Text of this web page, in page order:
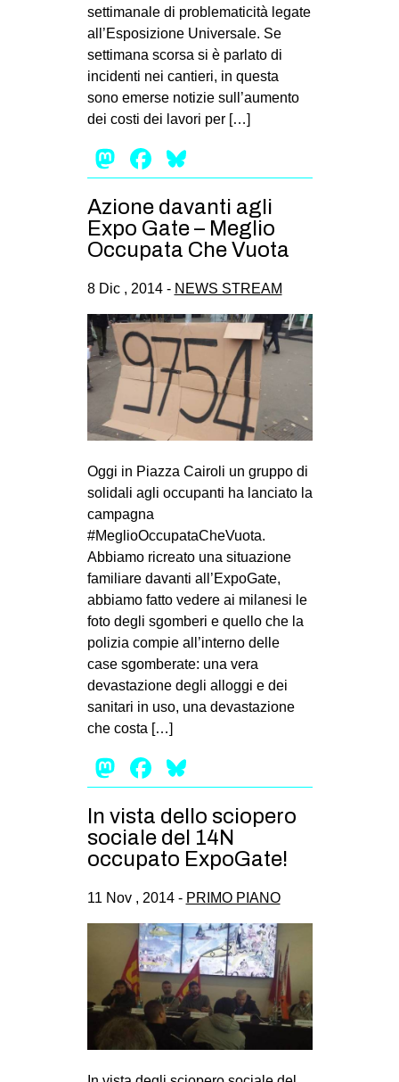
MOVIMENTI
AMBIENTE
ANTIFASCISMO
DIRITTO ALL’ABITARE
PRECARIATO
REPRESSIONE
CULTURE
CINEMA
MANIFESTI
MUSICA
INTERNAZIONALE
AMERICHE
ESTREMO ORIENTE
MEDIO ORIENTE
MONDO
EVENTI
Fb
tw
bsky
ms
SEARCH
settimanale di problematicità legate
all’Esposizione Universale. Se
settimana scorsa si è parlato di
incidenti nei cantieri, in questa
sono emerse notizie sull’aumento
dei costi dei lavori per […]
Mastodon
Facebook
Azione davanti agli
Expo Gate – Meglio
Occupata Che Vuota
8 Dic , 2014 - NEWS STREAM
Oggi in Piazza Cairoli un gruppo di
solidali agli occupanti ha lanciato la
campagna
#MeglioOccupataCheVuota.
Abbiamo ricreato una situazione
familiare davanti all’ExpoGate,
abbiamo fatto vedere ai milanesi le
foto degli sgomberi e quello che la
polizia compie all’interno delle
case sgomberate: una vera
devastazione degli alloggi e dei
sanitari in uso, una devastazione
che costa […]
Mastodon
Facebook
In vista dello sciopero
sociale del 14N
occupato ExpoGate!
11 Nov , 2014 - PRIMO PIANO